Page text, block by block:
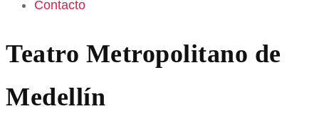
Contacto
Teatro Metropolitano de
Medellín